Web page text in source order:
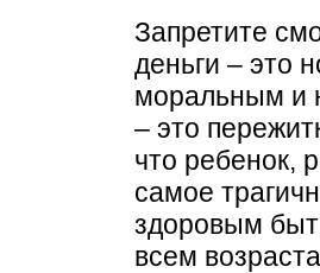
Запретите
деньги – это
моральным и
– это
что ребенок,
самое
здоровым
всем